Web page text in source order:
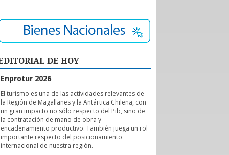
DE HOY
Enprotur 2026
El turismo es una de las actividades relevantes de
la Región de Magallanes y la Antártica Chilena, con
un gran impacto no sólo respecto del Pib, sino de
la contratación de mano de obra y
encadenamiento productivo. También juega un rol
importante respecto del posicionamiento
internacional de nuestra región.